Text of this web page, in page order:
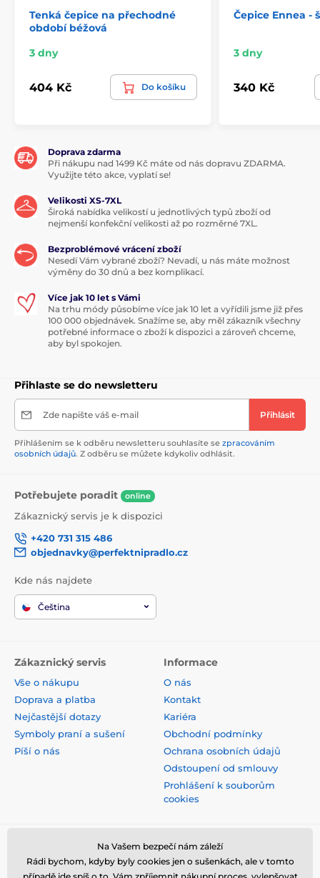
Tenká čepice na přechodné
období béžová
3 dny
404 Kč Do košíku
Čepice Ennea -
3 dny
340 Kč
Doprava zdarma
Při nákupu nad 1499 Kč máte od nás dopravu ZDARMA.
Využijte této akce, vyplatí se!
Velikosti XS-7XL
Široká nabídka velikostí u jednotlivých typů zboží od
nejmenší konfekční velikosti až po rozměrné 7XL.
Bezproblémové vrácení zboží
Nesedí Vám vybrané zboží? Nevadí, u nás máte možnost
výměny do 30 dnů a bez komplikací.
Více jak 10 let s Vámi
Na trhu módy působíme více jak 10 let a vyřídili jsme již přes
100 000 objednávek. Snažíme se, aby měl zákazník všechny
potřebné informace o zboží k dispozici a zároveň chceme,
aby byl spokojen.
Přihlaste se do newsletteru
Zde napište váš e-mail Přihlásit
Přihlášením se k odběru newsletteru souhlasíte se zpracováním
osobních údajů. Z odběru se můžete kdykoliv odhlásit.
Potřebujete poradit online
Zákaznický servis je k dispozici
+420 731 315 486
objednavky@perfektnipradlo.cz
Kde nás najdete
Čeština
Zákaznický servis
Vše o nákupu
Doprava a platba
Nejčastější dotazy
Symboly praní a sušení
Píší o nás
Informace
O nás
Kontakt
Kariéra
Obchodní podmínky
Ochrana osobních údajů
Odstoupení od smlouvy
Prohlášení k souborům
cookies
Bezpečná platba kartou
Na Vašem bezpečí nám záleží
Rádi bychom, kdyby byly cookies jen o sušenkách, ale v tomto